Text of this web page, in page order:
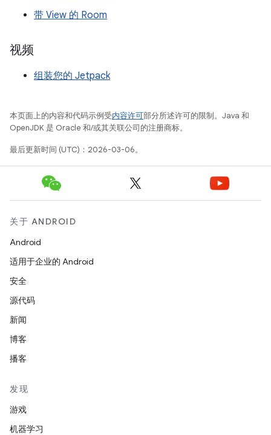
带 View 的 Room
视频
组装您的 Jetpack
本页面上的内容和代码示例受内容许可部分所述许可的限制。Java 和
OpenJDK 是 Oracle 和/或其关联公司的注册商标。
最后更新时间 (UTC)：2026-03-06。
关于 ANDROID
Android
适用于企业的 Android
安全
源代码
新闻
博客
播客
发现
游戏
机器学习